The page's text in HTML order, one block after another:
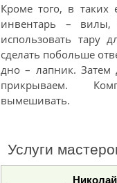
Кроме того, в таких
инвентарь –
использовать тару
сделать побольше
дно – лапник. Затем
прикрываем.
вымешивать.
Услуги